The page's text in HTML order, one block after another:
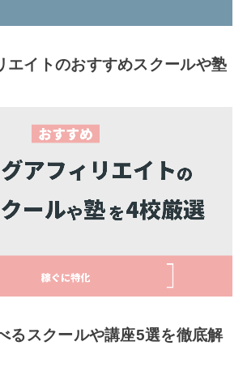
エイトのおすすめスクールや塾
るスクールや講座5選を徹底解